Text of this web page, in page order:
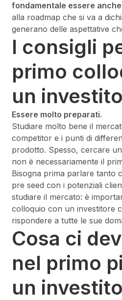
fondamentale essere
alla roadmap che si va a
generano delle aspettative
I consigli
primo
un
Essere molto preparati.
Studiare molto bene il
competitor e i punti di
prodotto. Spesso, cercare
non è necessariamente il
Bisogna prima parlare tanto
pre seed con i potenziali
studiare il mercato: è
colloquio con un investitore
rispondere a tutte le sue
Cosa ci
nel primo
un